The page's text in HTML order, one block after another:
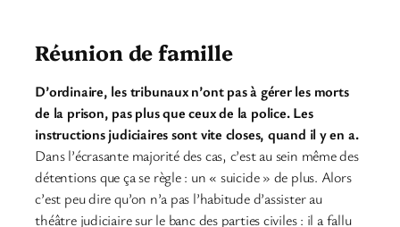
Réunion de famille
D’ordinaire, les tribunaux n’ont pas à gérer les morts
de la prison, pas plus que ceux de la police. Les
instructions judiciaires sont vite closes, quand il y en a.
Dans l’écrasante majorité des cas, c’est au sein même des
détentions que ça se règle : un « suicide » de plus. Alors
c’est peu dire qu’on n’a pas l’habitude d’assister au
théâtre judiciaire sur le banc des parties civiles : il a fallu